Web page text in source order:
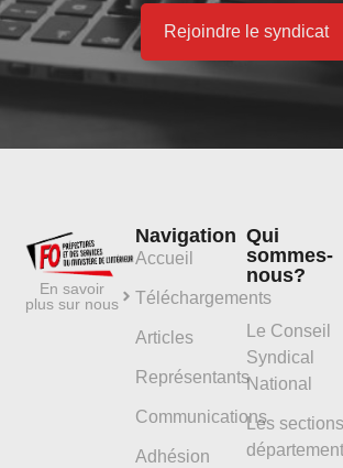
Rejoindre le syndicat
En savoir
plus sur nous
Navigation
Accueil
Téléchargements
Articles
Représentants
Communications
Adhésion
Qui
sommes-
nous?
Le Conseil
Syndical
National
Les sections